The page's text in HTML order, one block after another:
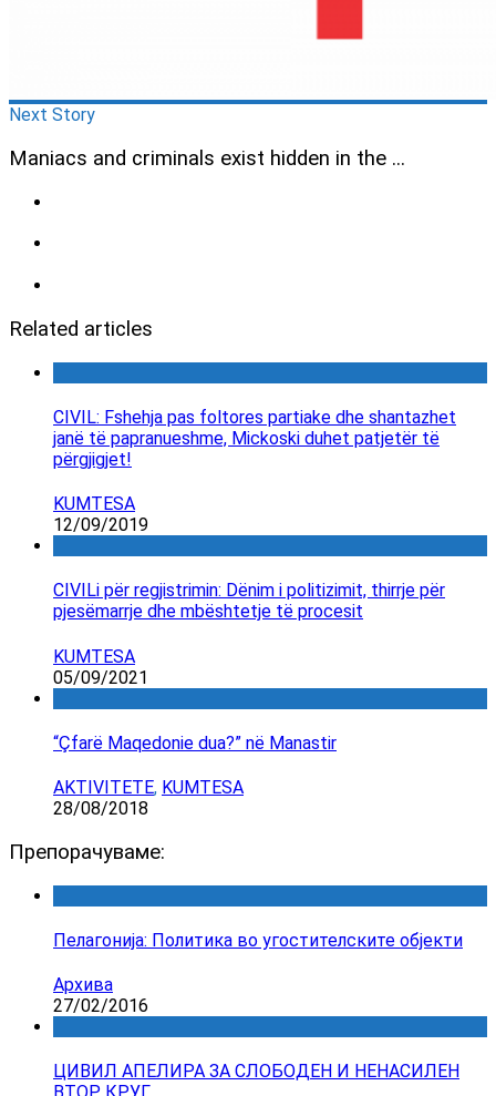
Next Story
Maniacs and criminals exist hidden in the ...
Related articles
CIVIL: Fshehja pas foltores partiake dhe shantazhet
janë të papranueshme, Mickoski duhet patjetër të
përgjigjet!
KUMTESA
12/09/2019
CIVILi për regjistrimin: Dënim i politizimit, thirrje për
pjesëmarrje dhe mbështetje të procesit
KUMTESA
05/09/2021
“Çfarë Maqedonie dua?” në Manastir
AKTIVITETE, KUMTESA
28/08/2018
Препорачуваме:
Пелагонија: Политика во угостителските објекти
Архива
27/02/2016
ЦИВИЛ АПЕЛИРА ЗА СЛОБОДЕН И НЕНАСИЛЕН